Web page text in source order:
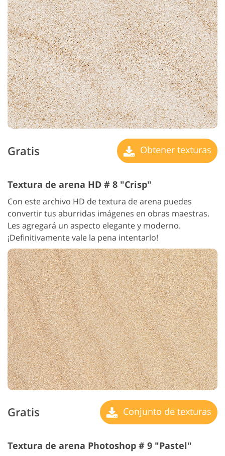
Gratis Obtener texturas
Textura de arena HD # 8 "Crisp"
Con este archivo HD de textura de arena puedes
convertir tus aburridas imágenes en obras maestras.
Les agregará un aspecto elegante y moderno.
¡Definitivamente vale la pena intentarlo!
Gratis Conjunto de texturas
Textura de arena Photoshop # 9 "Pastel"